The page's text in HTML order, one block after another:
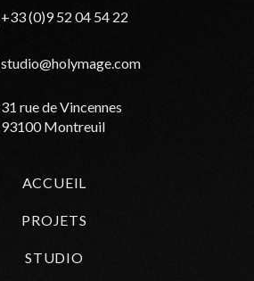
+33 (0)9 52 04 54 22
studio@holymage.com
31 rue de Vincennes
93100 Montreuil
ACCUEIL
PROJETS
STUDIO